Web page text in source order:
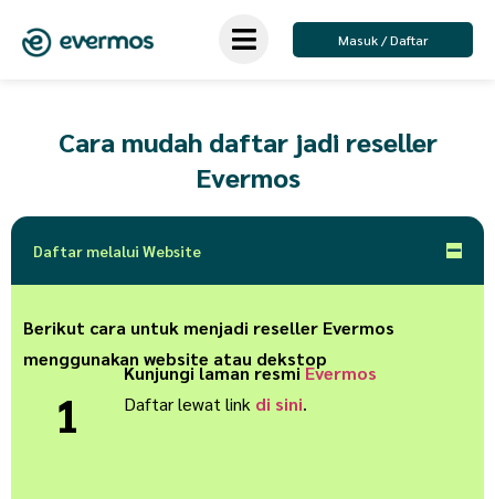
Masuk / Daftar
Cara mudah daftar jadi reseller
Evermos
Daftar melalui Website
Berikut cara untuk menjadi reseller Evermos
menggunakan website atau dekstop
1
Kunjungi laman resmiEvermos
Daftar lewat link di sini.